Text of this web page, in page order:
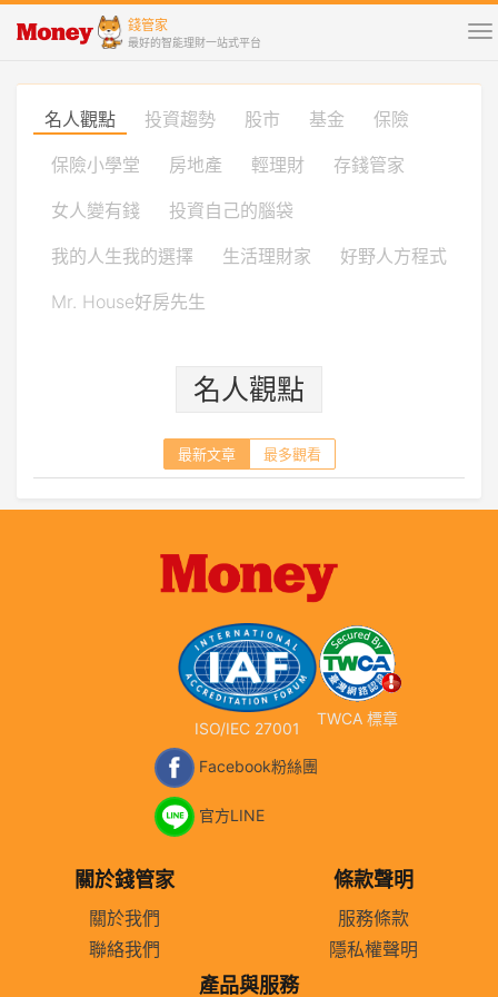
錢管家
最好的智能理財一站式平台
名人觀點 投資趨勢 股市 基金 保險
保險小學堂 房地產 輕理財 存錢管家
女人變有錢 投資自己的腦袋
我的人生我的選擇 生活理財家 好野人方程式
Mr. House好房先生
名人觀點
最新文章 最多觀看
ISO/IEC 27001
TWCA 標章
Facebook粉絲團
官方LINE
關於錢管家
關於我們
聯絡我們
條款聲明
服務條款
隱私權聲明
產品與服務